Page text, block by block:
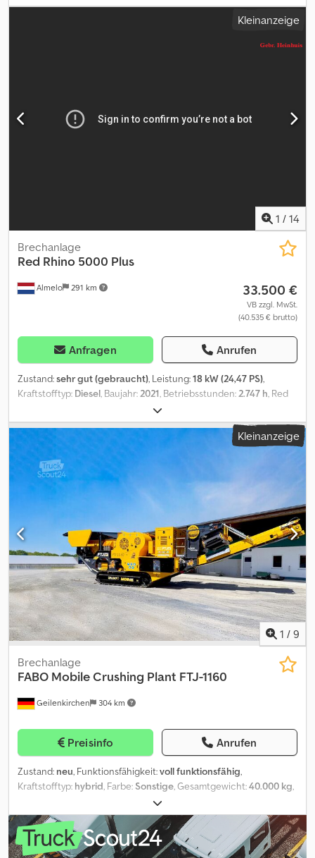
Emissionsklasse:keine, Federung:Sonstige, Betriebsstunden:
, Ansprechpartner Verkauf: Frank
/ German - Zulassungsservice, HU/SP/UVV, Überführung zum
h Aufbautyp: Prallbrecher, CAT Motor, deutsche Maschine
Irrtümer vorbehalten.
Kleinanzeige
1 / 14
Almelo 291 km
Brechanlage
Red Rhino 5000 Plus
33.500 €
VB zzgl. MwSt.
(40.535 € brutto)
Anfragen Anrufen
Zustand:sehr gut (gebraucht), Leistung:18 kW (24,47 PS),
Kraftstofftyp: Diesel , Baujahr: 2021 , Betriebsstunden: 2.747 h , Red
Rhino 5000 Plus. Year: 2021. Hours: 2747. Weight: 3056 kg. CE
Machine. Dsdpfxezbguce Adqsck 24.8 HP / 15.5 KW. Kubota V1505-
EF01 engine. Convenyor. Vibration. Radio Remote. UC: 80%. Jaw
Crusher! ID NR: 133. The General Terms and Conditions of
Heinhuis are applicable to all adverts, offers and quotations by
Heinhuis, all agreements entered into by Heinhuis and the
negotiations preceding them. By any form of response you
accept the applicability of the General Terms and Conditions of
Heinhuis and you declare that you have taken note of these
General Terms and Conditions. Our prices are export netto
prices. = Weitere Informationen = Baujahr: 2021 Antrieb: Raupe
Leergewicht: 3.056 kg CE-Kennzeichnung: ja Technischer
Zustand: sehr gut Optischer Zustand: sehr gut =
Firmeninformationen = Für mehr Informationen:
Kleinanzeige
1 / 9
Geilenkirchen 304 km
Brechanlage
FABO Mobile Crushing Plant FTJ-1160
Preisinfo Anrufen
Zustand: neu, Funktionsfähigkeit:voll funktionsfähig,
Kraftstofftyp: hybrid, Farbe:Sonstige, Gesamtgewicht:40.000 kg,
, *Alle unsere Produkte werden mit Sorgfalt
hergestellt und haben eine 1-jährige Garantie! *Installation und
Bedienerschulung KOSTENLOS Der Fabo Backenbrecher mit
Raupenfahrwerk FTJ 11-60 ist ein komplettes mobiles System, das